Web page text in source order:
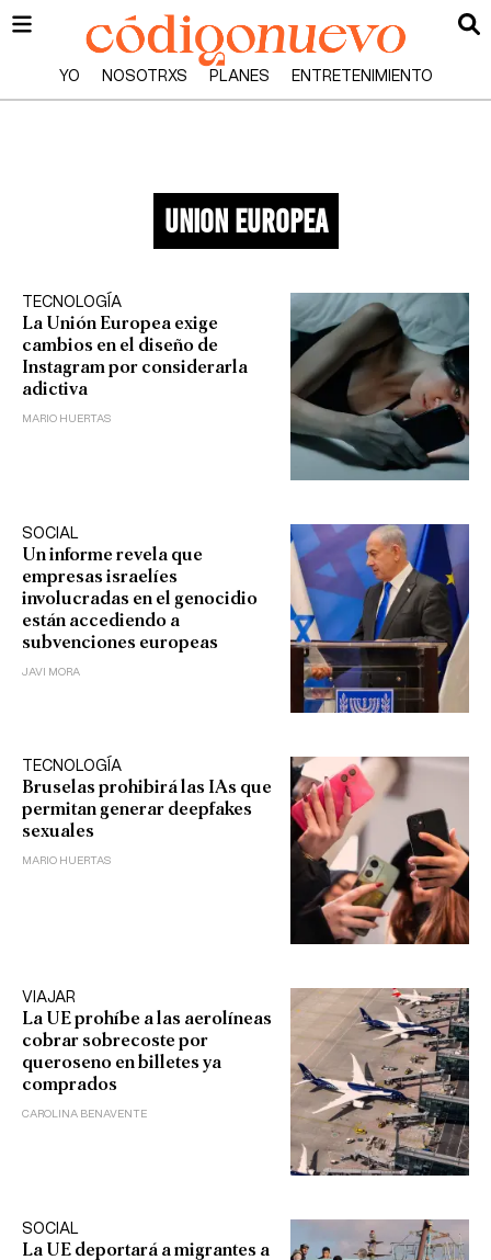
YO NOSOTRXS PLANES ENTRETENIMIENTO
union europea
TECNOLOGÍA
La Unión Europea exige
cambios en el diseño de
Instagram por considerarla
adictiva
MARIO HUERTAS
SOCIAL
Un informe revela que
empresas israelíes
involucradas en el genocidio
están accediendo a
subvenciones europeas
JAVI MORA
TECNOLOGÍA
Bruselas prohibirá las IAs que
permitan generar deepfakes
sexuales
MARIO HUERTAS
VIAJAR
La UE prohíbe a las aerolíneas
cobrar sobrecoste por
queroseno en billetes ya
comprados
CAROLINA BENAVENTE
SOCIAL
La UE deportará a migrantes a